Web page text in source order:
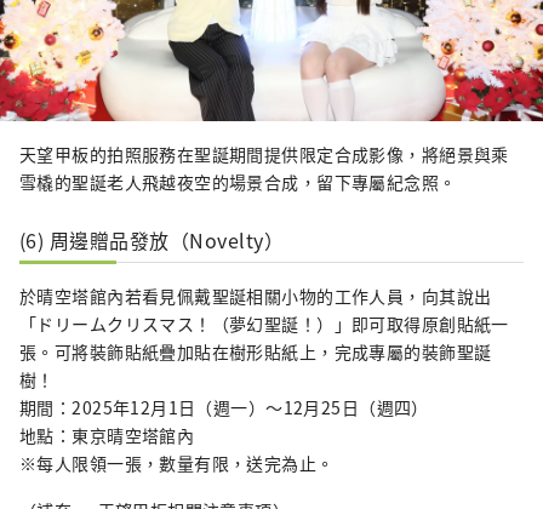
天望甲板的拍照服務在聖誕期間提供限定合成影像，將絕景與乘
雪橇的聖誕老人飛越夜空的場景合成，留下專屬紀念照。
(6) 周邊贈品發放（Novelty）
於晴空塔館內若看見佩戴聖誕相關小物的工作人員，向其說出
「ドリームクリスマス！（夢幻聖誕！）」即可取得原創貼紙一
張。可將裝飾貼紙疊加貼在樹形貼紙上，完成專屬的裝飾聖誕
樹！
期間：2025年12月1日（週一）〜12月25日（週四）
地點：東京晴空塔館內
※每人限領一張，數量有限，送完為止。